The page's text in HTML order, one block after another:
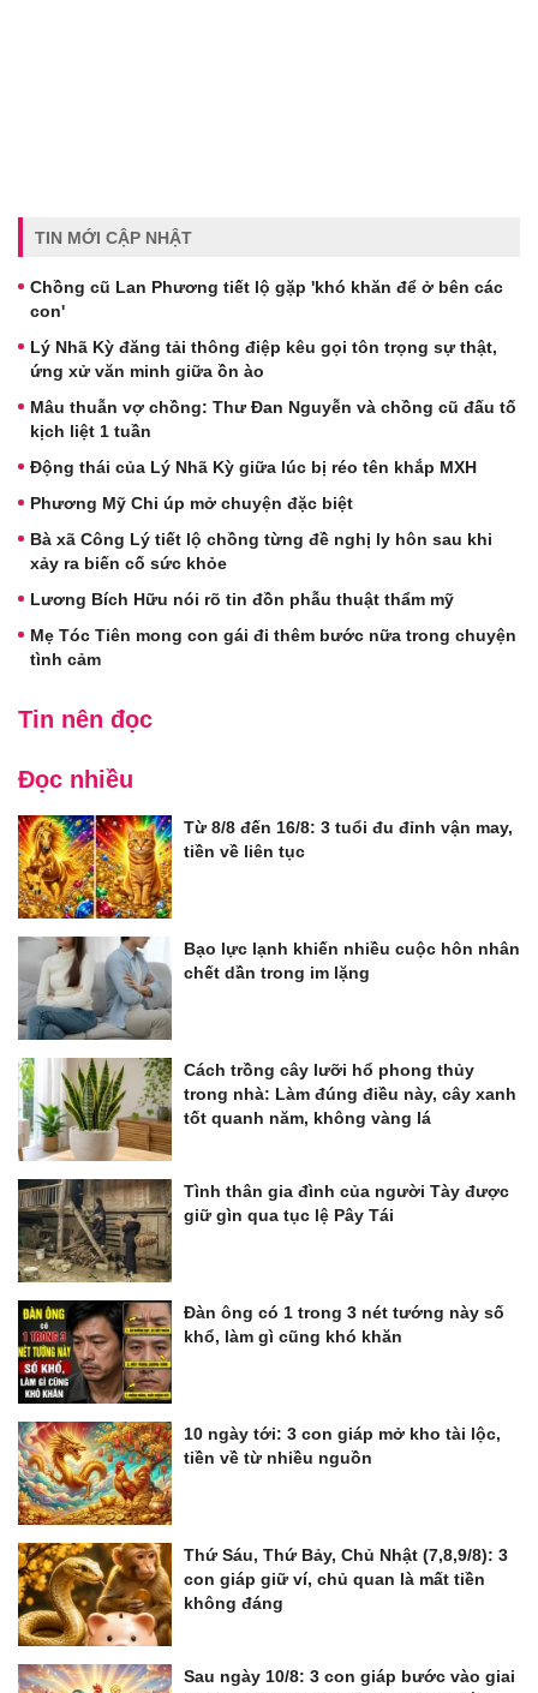
TIN MỚI CẬP NHẬT
Chồng cũ Lan Phương tiết lộ gặp 'khó khăn để ở bên các
con'
Lý Nhã Kỳ đăng tải thông điệp kêu gọi tôn trọng sự thật,
ứng xử văn minh giữa ồn ào
Mâu thuẫn vợ chồng: Thư Đan Nguyễn và chồng cũ đấu tố
kịch liệt 1 tuần
Động thái của Lý Nhã Kỳ giữa lúc bị réo tên khắp MXH
Phương Mỹ Chi úp mở chuyện đặc biệt
Bà xã Công Lý tiết lộ chồng từng đề nghị ly hôn sau khi
xảy ra biến cố sức khỏe
Lương Bích Hữu nói rõ tin đồn phẫu thuật thẩm mỹ
Mẹ Tóc Tiên mong con gái đi thêm bước nữa trong chuyện
tình cảm
Tin nên đọc
Đọc nhiều
Từ 8/8 đến 16/8: 3 tuổi đu đỉnh vận may,
tiền về liên tục
Bạo lực lạnh khiến nhiều cuộc hôn nhân
chết dần trong im lặng
Cách trồng cây lưỡi hổ phong thủy
trong nhà: Làm đúng điều này, cây xanh
tốt quanh năm, không vàng lá
Tình thân gia đình của người Tày được
giữ gìn qua tục lệ Pây Tái
Đàn ông có 1 trong 3 nét tướng này số
khổ, làm gì cũng khó khăn
10 ngày tới: 3 con giáp mở kho tài lộc,
tiền về từ nhiều nguồn
Thứ Sáu, Thứ Bảy, Chủ Nhật (7,8,9/8): 3
con giáp giữ ví, chủ quan là mất tiền
không đáng
Sau ngày 10/8: 3 con giáp bước vào giai